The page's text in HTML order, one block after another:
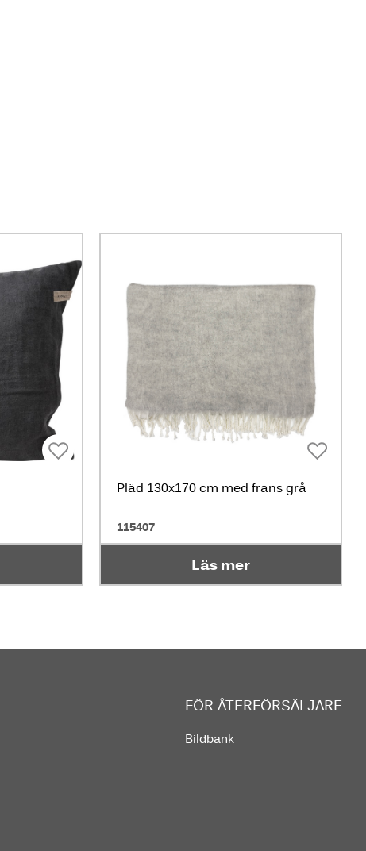
Pläd 130x170 cm med frans grå
115407
Läs mer
FÖR ÅTERFÖRSÄLJARE
Bildbank